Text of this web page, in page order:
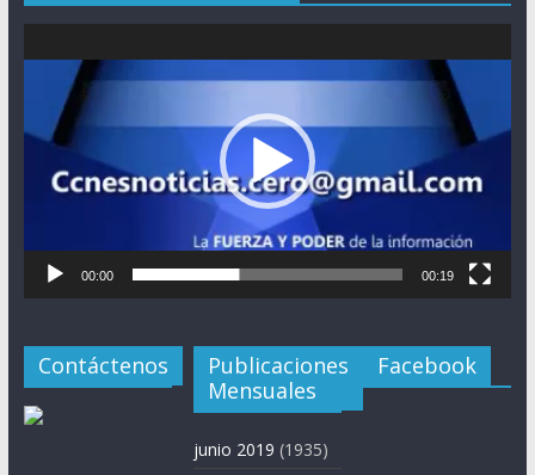
de
00:00 00:19
Contáctenos
Publicaciones
Mensuales
junio 2019 (1935)
Facebook